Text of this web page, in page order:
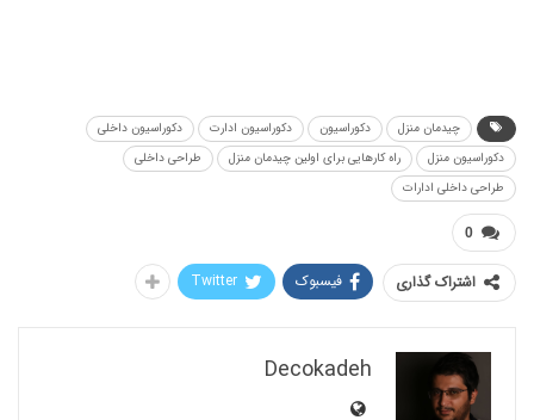
منزل دکوراسیون دکوراسیون ادارت
دکوراسیون داخلی
راه کارهایی برای اولین چیدمان منزل
طراحی داخلی
ادارات
گذاری فیسبوک Twitter
Decokadeh